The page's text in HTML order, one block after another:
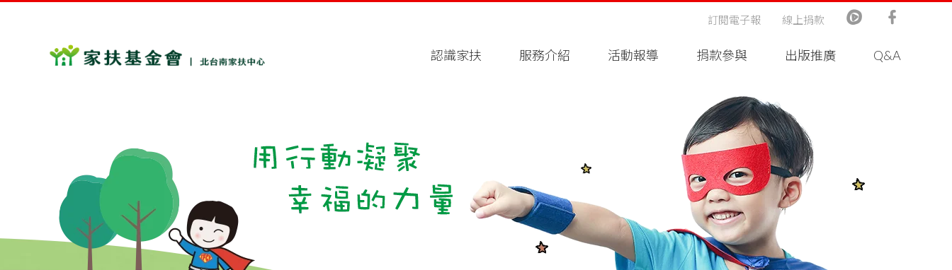
認識家扶 服務介紹 活動報導 捐款參與 出版推廣 Q&A
訂閱電子報 線上捐款